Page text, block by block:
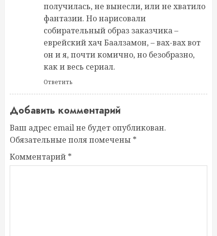
получилась, не вынесли, или не хватило
фантазии. Но нарисовали
собирательный образ заказчика –
еврейский хач Баалзамон, – вах-вах вот
он и я, почти комично, но безобразно,
как и весь сериал.
Ответить
Добавить комментарий
Ваш адрес email не будет опубликован.
Обязательные поля помечены *
Комментарий *